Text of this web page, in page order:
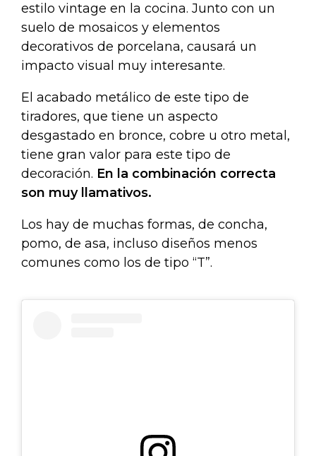
estilo vintage en la cocina. Junto con un
suelo de mosaicos y elementos
decorativos de porcelana, causará un
impacto visual muy interesante.
El acabado metálico de este tipo de
tiradores, que tiene un aspecto
desgastado en bronce, cobre u otro metal,
tiene gran valor para este tipo de
decoración. En la combinación correcta
son muy llamativos.
Los hay de muchas formas, de concha,
pomo, de asa, incluso diseños menos
comunes como los de tipo “T”.